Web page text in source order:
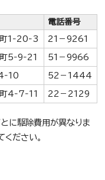
電話番号
1‐20‐3 21－9261
5‐9‐21 51－9966
52－1444
4‐7‐11 22－2129
とに駆除費用が異なりま
ださい。